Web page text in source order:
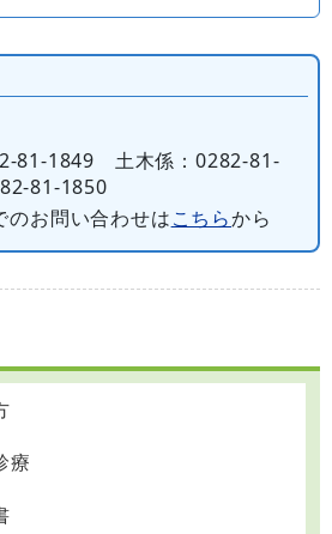
81-1849 土木係：0282-81-
81-1850
のお問い合わせはこちらから
療